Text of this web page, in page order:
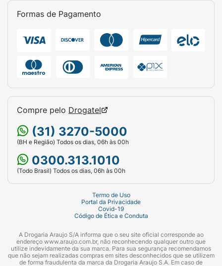
Formas de Pagamento
Compre pelo Drogatel
(31) 3270-5000
(BH e Região) Todos os dias, 06h às 00h
0300.313.1010
(Todo Brasil) Todos os dias, 06h às 00h
Termo de Uso
Portal da Privacidade
Covid-19
Código de Ética e Conduta
A Drogaria Araujo S/A informa que o seu site oficial corresponde ao
endereço www.araujo.com.br, não reconhecendo qualquer outro que
utilize indevidamente da sua marca. Para sua segurança recomendamos
que não sejam realizadas compras em sites desconhecidos que se utilizem
de forma fraudulenta da marca da Drogaria Araujo S.A. Em caso de